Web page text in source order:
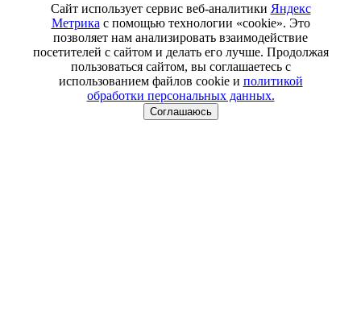
Сайт использует сервис веб-аналитики Яндекс
Метрика с помощью технологии «cookie». Это
позволяет нам анализировать взаимодействие
посетителей с сайтом и делать его лучше. Продолжая
пользоваться сайтом, вы соглашаетесь с
использованием файлов cookie и политикой
обработки персональных данных.
Соглашаюсь